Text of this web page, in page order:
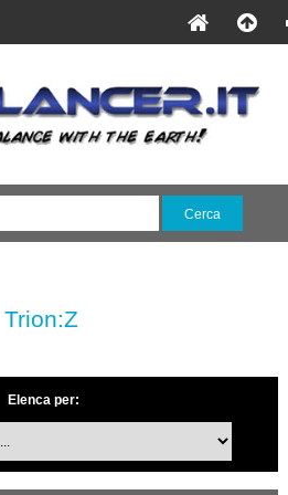
Trion:Z
Elenca per: